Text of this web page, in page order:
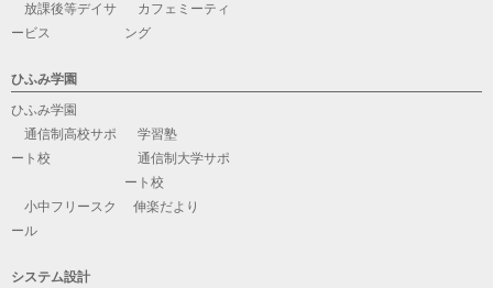
放課後等デイサ
ービス
カフェミーティ
ング
ひふみ学園
ひふみ学園
通信制高校サポ
ート校
学習塾
通信制大学サポ
ート校
小中フリースク
ール
伸楽だより
システム設計